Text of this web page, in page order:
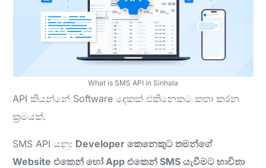
What is SMS API in Sinhala
API කියන්නේ Software දෙකක් එකිනෙකට කතා කරන
ක්‍රමයක්.
SMS API යනු: Developer කෙනෙකුට තමන්ගේ
Website එකෙන් හෝ App එකෙන් SMS යැවීමට භාවිතා